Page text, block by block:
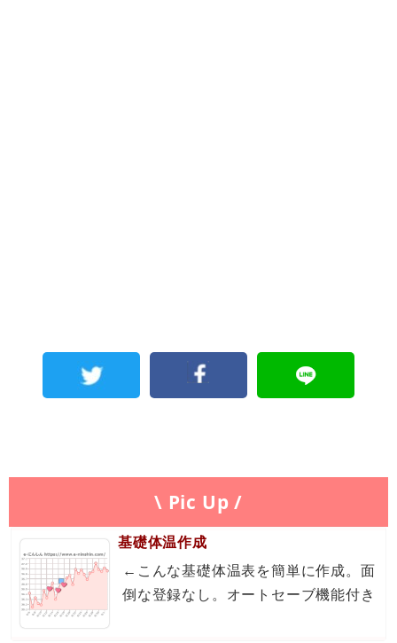
\ Pic Up /
基礎体温作成
←こんな基礎体温表を簡単に作成。面
倒な登録なし。オートセーブ機能付き